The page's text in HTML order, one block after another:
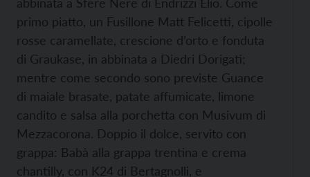
primo piatto, un Fusillone Matt Felicetti, cipolle
rosse caramellate, crescione d’orto e fonduta
di Graukase, in abbinata a Diedri Dorigati;
mentre come secondo sono previste Guance
di maiale brasate, patate affumicate, limone
candito e salsa alla porchetta con Musivum di
Mezzacorona. Doppio il dolce, servito con
grappa: Babà alla grappa trentina e crema
chantilly, con K24 di Bertagnolli, e